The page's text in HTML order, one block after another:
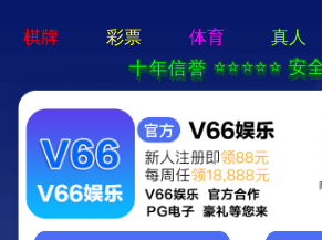
永乐电器官方网站-
永乐电器官方网站